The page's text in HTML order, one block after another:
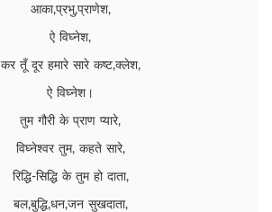
आका,प्रभु,प्राणेश,
ऐ विघ्नेश,
कर तूँ दूर हमारे सारे कष्ट,क्लेश,
ऐ विघ्नेश।
तुम गौरी के प्राण प्यारे,
विघ्नेश्वर तुम, कहते सारे,
रिद्धि-सिद्धि के तुम हो दाता,
बल,बुद्धि,धन,जन सुखदाता,